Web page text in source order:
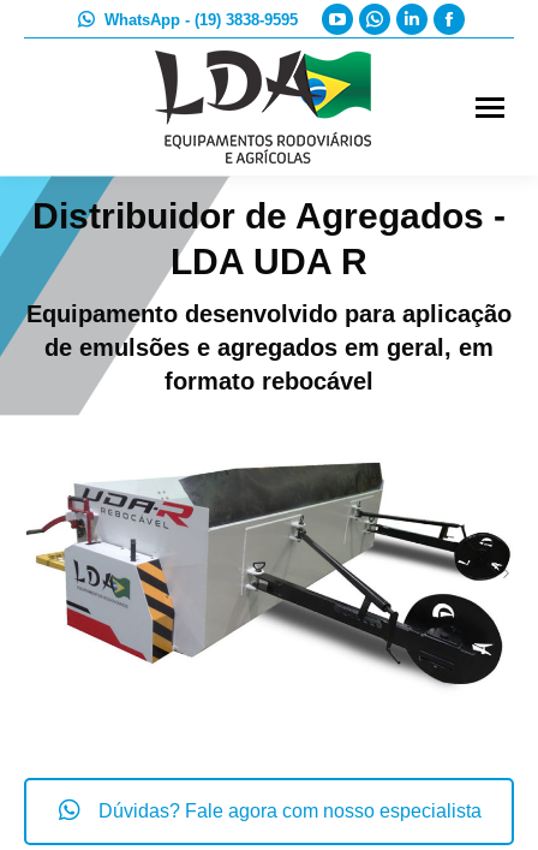
WhatsApp - (19) 3838-9595
YouTube
page
opens
in
new
Whatsapp
Linkedin
Distribuidor de Agregados -
LDA UDA R
Equipamento desenvolvido para aplicação
de emulsões e agregados em geral, em
formato rebocável
Dúvidas? Fale agora com nosso especialista